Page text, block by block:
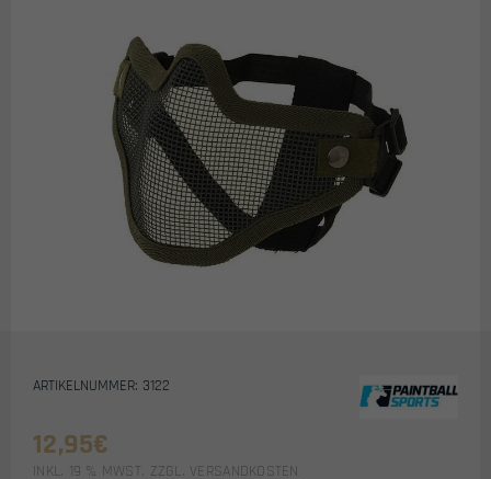
ARTIKELNUMMER: 3122
12,95€
INKL. 19 % MWST. ZZGL. VERSANDKOSTEN